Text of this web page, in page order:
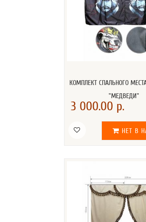
КОМПЛЕКТ СПАЛЬНОГО
"МЕДВЕДИ"
3 000.00 р.
НЕТ В